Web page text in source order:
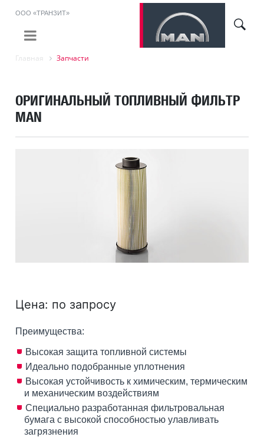
ООО «ТРАНЗИТ»
Главная Запчасти
ОРИГИНАЛЬНЫЙ ТОПЛИВНЫЙ ФИЛЬТР
MAN
Цена: по запросу
Преимущества:
Высокая защита топливной системы
Идеально подобранные уплотнения
Высокая устойчивость к химическим, термическим
и механическим воздействиям
Специально разработанная фильтровальная
бумага с высокой способностью улавливать
загрязнения